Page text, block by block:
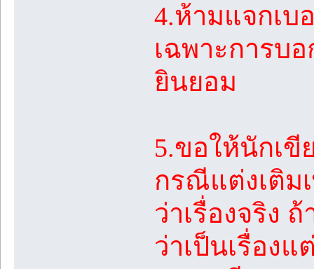
4.ห้ามแจกเบ
เฉพาะการบ
ยินยอม
5.ขอให้นักเขี
กรณีแต่งเติม
ว่าเรื่องจริง
ว่าเป็นเรื่อง